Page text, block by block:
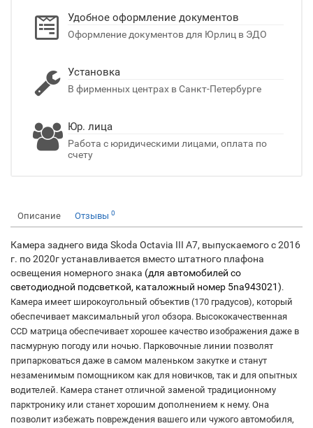
Удобное оформление документов
Оформление документов для Юрлиц в ЭДО
Установка
В фирменных центрах в Санкт-Петербурге
Юр. лица
Работа с юридическими лицами, оплата по
счету
Описание Отзывы 0
Камера заднего вида Skoda Octavia III A7, выпускаемого с 2016
г. по 2020г устанавливается вместо штатного плафона
освещения номерного знака (для автомобилей со
светодиодной подсветкой, каталожный номер 5na943021).
Камера имеет широкоугольный объектив (170 градусов), который
обеспечивает максимальный угол обзора. Высококачественная
CCD матрица обеспечивает хорошее качество изображения даже в
пасмурную погоду или ночью. Парковочные линии позволят
припарковаться даже в самом маленьком закутке и станут
незаменимым помощником как для новичков, так и для опытных
водителей. Камера станет отличной заменой традиционному
парктронику или станет хорошим дополнением к нему. Она
позволит избежать повреждения вашего или чужого автомобиля,